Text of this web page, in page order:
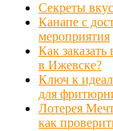
Секреты
Канапе с
мероприятия
Как
в Ижевске?
Ключ к
для
Лотерея
как